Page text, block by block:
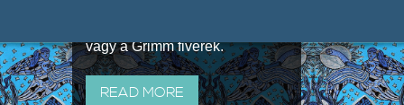
vagy a Grimm fivérek.
READ MORE